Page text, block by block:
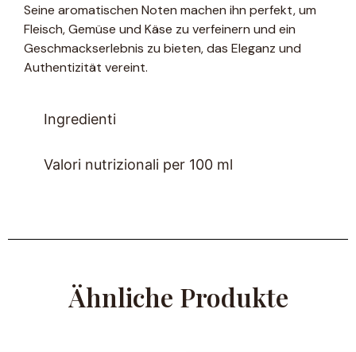
Ingredienti
Valori nutrizionali per 100 ml
Seine aromatischen Noten machen ihn perfekt, um
Fleisch, Gemüse und Käse zu verfeinern und ein
Geschmackserlebnis zu bieten, das Eleganz und
Authentizität vereint.
Ähnliche Produkte